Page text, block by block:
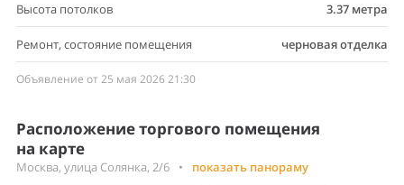
Высота потолков 3.37 метра
Ремонт, состояние помещения черновая отделка
Объявление от 25 мая 2026 21:30
Расположение торгового помещения
на карте
Москва, улица Солянка, 2/6 • показать панораму